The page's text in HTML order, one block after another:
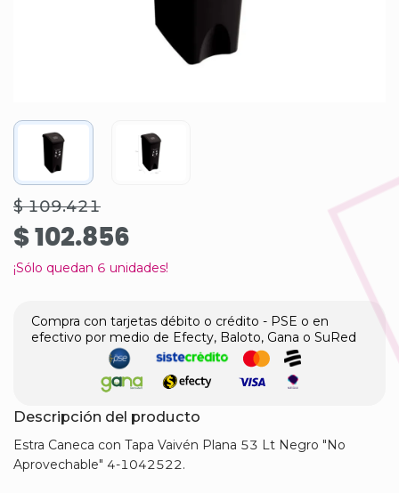
¡Sólo quedan 6 unidades!
$ 109.421
$ 102.856
Compra con tarjetas débito o crédito - PSE o en
efectivo por medio de Efecty, Baloto, Gana o SuRed
Descripción del producto
Estra Caneca con Tapa Vaivén Plana 53 Lt Negro "No
Aprovechable" 4-1042522.